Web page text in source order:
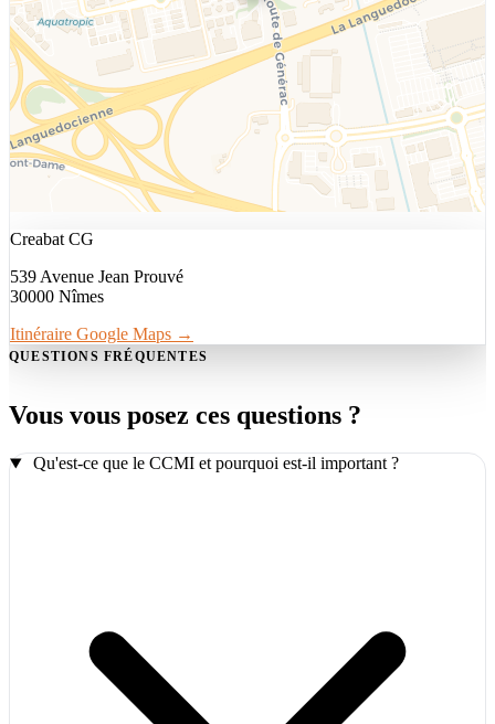
Creabat CG
539 Avenue Jean Prouvé
30000 Nîmes
Itinéraire Google Maps →
QUESTIONS FRÉQUENTES
Vous vous posez ces questions ?
Qu'est-ce que le CCMI et pourquoi est-il important ?